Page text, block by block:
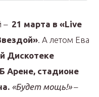
– 21 марта в «Live
. А летом Ева
Дискотеке
Арене, стадионе
«Будет мощь!»–